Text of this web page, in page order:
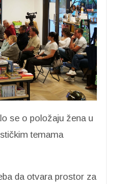
se o položaju žena u
temama
da otvara prostor za